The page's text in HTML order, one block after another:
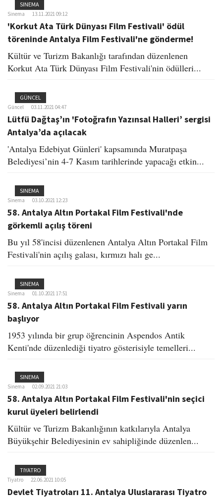
SINEMA
Sinema 13.11.2021 09:12
'Korkut Ata Türk Dünyası Film Festivali' ödül
töreninde Antalya Film Festivali'ne gönderme!
Kültür ve Turizm Bakanlığı tarafından düzenlenen
Korkut Ata Türk Dünyası Film Festivali'nin ödülleri...
GÜNCEL
Güncel 03.11.2021 04:47
Lütfü Dağtaş’ın 'Fotoğrafın Yazınsal Halleri’ sergisi
Antalya’da açılacak
'Antalya Edebiyat Günleri' kapsamında Muratpaşa
Belediyesi’nin 4-7 Kasım tarihlerinde yapacağı etkin...
SINEMA
Sinema 03.10.2021 12:23
58. Antalya Altın Portakal Film Festivali'nde
görkemli açılış töreni
Bu yıl 58'incisi düzenlenen Antalya Altın Portakal Film
Festivali'nin açılış galası, kırmızı halı ge...
SINEMA
Sinema 01.10.2021 17:51
58. Antalya Altın Portakal Film Festivali yarın
başlıyor
1953 yılında bir grup öğrencinin Aspendos Antik
Kenti'nde düzenlediği tiyatro gösterisiyle temelleri...
SINEMA
Sinema 02.09.2021 21:03
58. Antalya Altın Portakal Film Festivali'nin seçici
kurul üyeleri belirlendi
Kültür ve Turizm Bakanlığının katkılarıyla Antalya
Büyükşehir Belediyesinin ev sahipliğinde düzenlen...
TIYATRO
Tiyatro 22.06.2021 10:05
Devlet Tiyatroları 11. Antalya Uluslararası Tiyatro